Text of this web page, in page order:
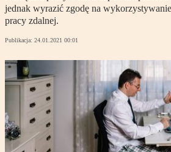
jednak wyrazić zgodę na
pracy zdalnej.
Publikacja: 24.01.2021 00:01